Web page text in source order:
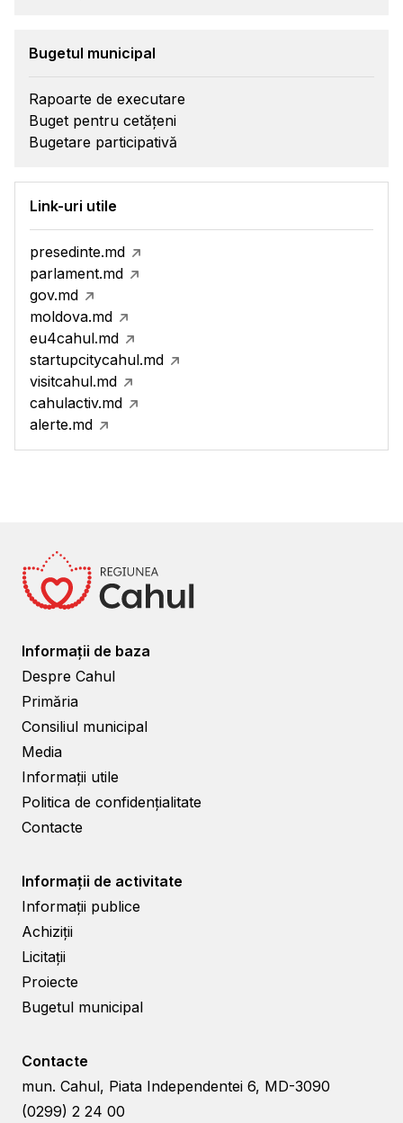
Bugetul municipal
Rapoarte de executare
Buget pentru cetățeni
Bugetare participativă
Link-uri utile
presedinte.md
parlament.md
gov.md
moldova.md
eu4cahul.md
startupcitycahul.md
visitcahul.md
cahulactiv.md
alerte.md
Informații de baza
Despre Cahul
Primăria
Consiliul municipal
Media
Informații utile
Politica de confidențialitate
Contacte
Informații de activitate
Informații publice
Achiziții
Licitații
Proiecte
Bugetul municipal
Contacte
mun. Cahul, Piata Independentei 6, MD-3090
(0299) 2 24 00